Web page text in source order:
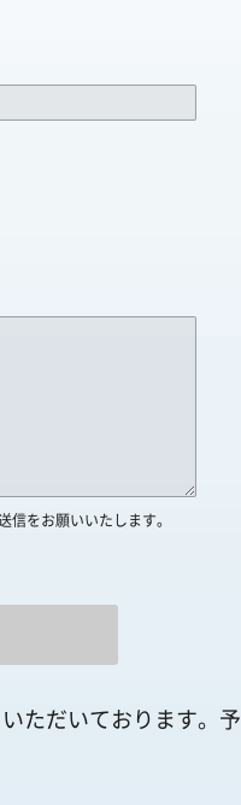
をお願いいたします。
ただいております。予